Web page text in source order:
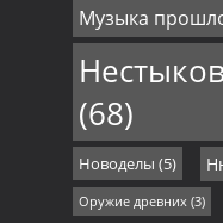
Музыка
(68)
Новоделы (5)
Оружие древних(3)